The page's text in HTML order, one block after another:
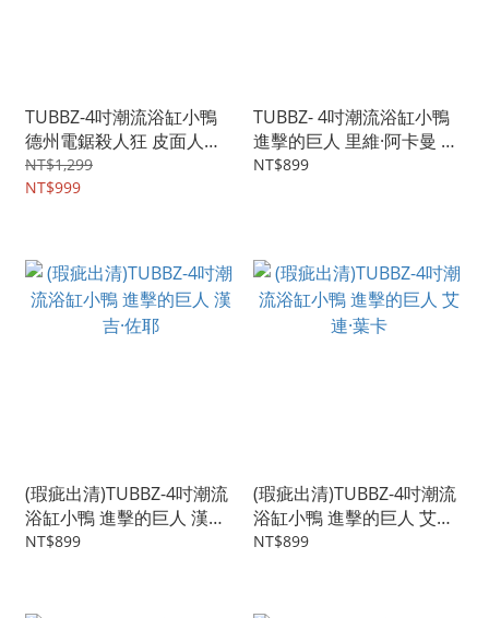
TUBBZ-4吋潮流浴缸小鴨
德州電鋸殺人狂 皮面人
Pretty Woman
NT$1,299
NT$999
TUBBZ- 4吋潮流浴缸小鴨
進擊的巨人 里維·阿卡曼 兵
長
NT$899
(瑕疵出清)TUBBZ-4吋潮流
浴缸小鴨 進擊的巨人 漢吉·
佐耶
NT$899
(瑕疵出清)TUBBZ-4吋潮流
浴缸小鴨 進擊的巨人 艾連·
葉卡
NT$899